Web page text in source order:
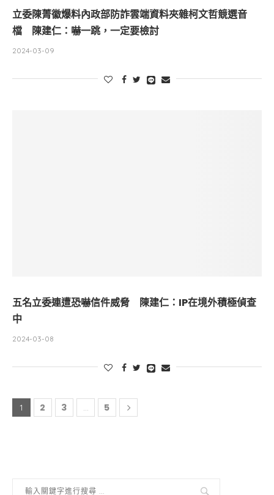
立委陳菁徽爆料內政部防詐雲端資料夾雜柯文哲競選音
檔 陳建仁：嚇一跳，一定要檢討
2024-03-09
五名立委連遭恐嚇信件威脅 陳建仁：IP在境外積極偵查
中
2024-03-08
1 2 3 ... 5